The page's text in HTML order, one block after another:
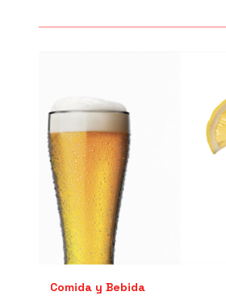
Comida y Bebida